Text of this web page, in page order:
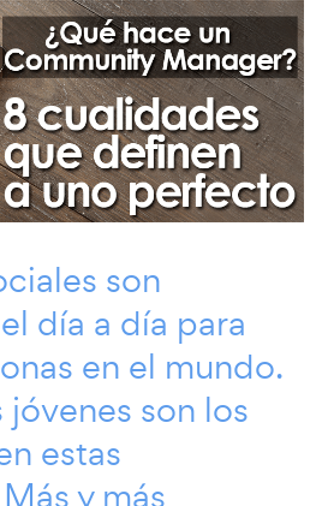
son
día a día para
en el mundo.
jóvenes son los
estas
y más